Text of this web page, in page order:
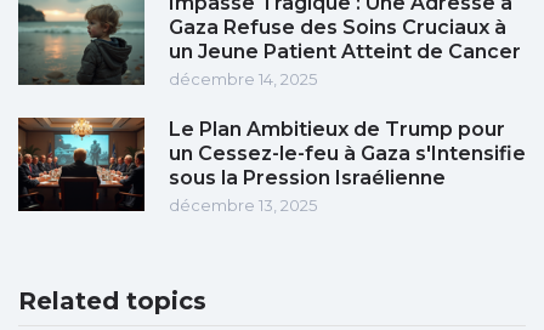
Gaza Refuse des Soins Cruciaux à
un Jeune Patient Atteint de Cancer
décembre 14, 2025
Le Plan Ambitieux de Trump pour
un Cessez-le-feu à Gaza s'Intensifie
sous la Pression Israélienne
décembre 13, 2025
Related topics